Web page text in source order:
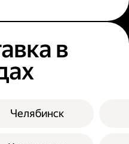
в
Челябинск